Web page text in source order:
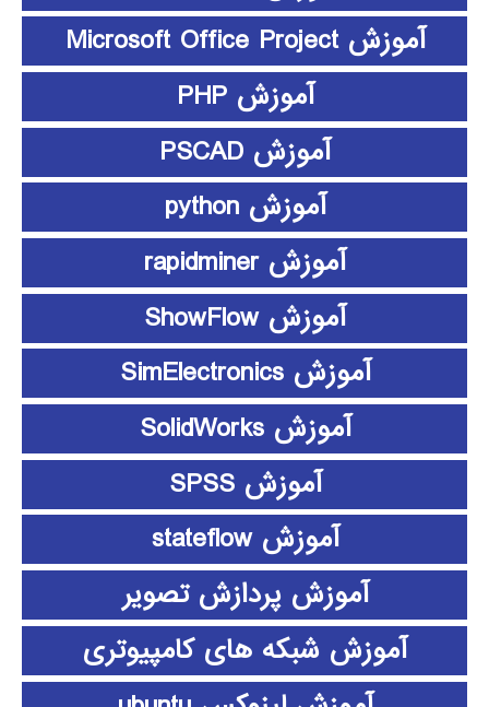
آموزش Microsoft Office Project
آموزش PHP
آموزش PSCAD
آموزش python
آموزش rapidminer
آموزش ShowFlow
آموزش SimElectronics
آموزش SolidWorks
آموزش SPSS
آموزش stateflow
آموزش پردازش تصویر
آموزش شبکه های کامپیوتری